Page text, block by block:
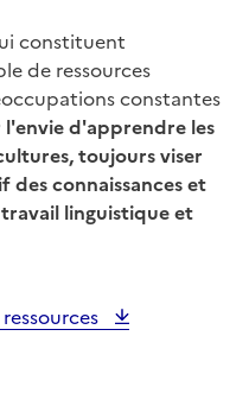
constituent
de ressources
constantes
d'apprendre les
toujours viser
des connaissances et
linguistique et